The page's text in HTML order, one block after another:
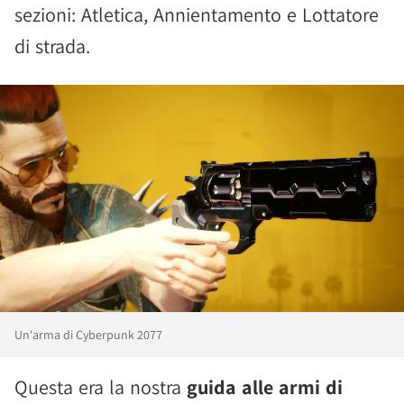
sezioni: Atletica, Annientamento e Lottatore
di strada.
Un'arma di Cyberpunk 2077
Questa era la nostra guida alle armi di